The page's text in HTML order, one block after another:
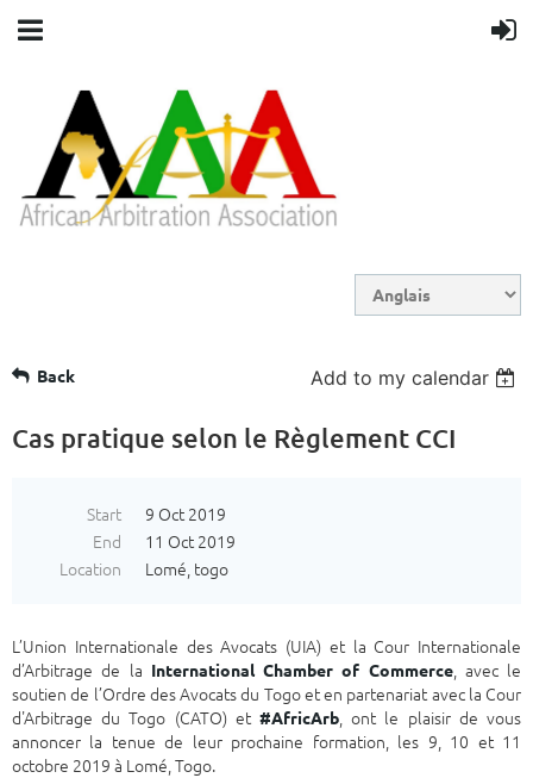
Back Add to my calendar
Cas pratique selon le Règlement CCI
Start
9 Oct 2019
End
11 Oct 2019
Location
Lomé, togo
L’Union Internationale des Avocats (UIA) et la Cour Internationale
d’Arbitrage de la International Chamber of Commerce, avec le
soutien de l’Ordre des Avocats du Togo et en partenariat avec la Cour
d'Arbitrage du Togo (CATO) et #AfricArb , ont le plaisir de vous
annoncer la tenue de leur prochaine formation, les 9, 10 et 11
octobre 2019 à Lomé, Togo.